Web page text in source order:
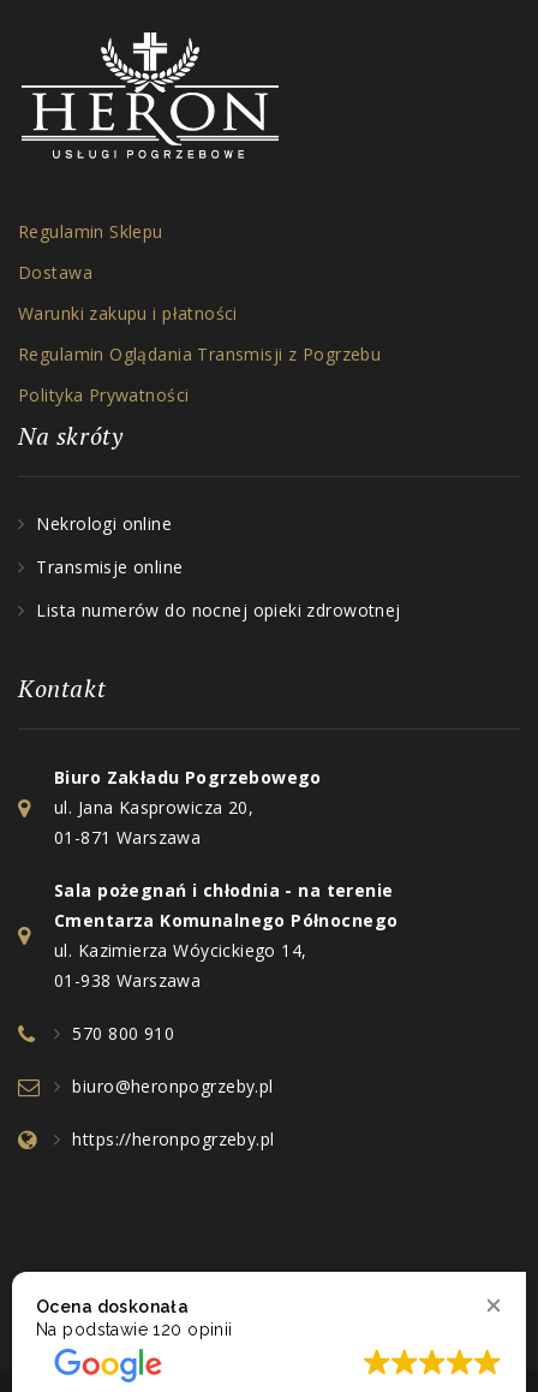
Regulamin Sklepu
Dostawa
Warunki zakupu i płatności
Regulamin Oglądania Transmisji z Pogrzebu
Polityka Prywatności
Na skróty
Nekrologi online
Transmisje online
Lista numerów do nocnej opieki zdrowotnej
Kontakt
Biuro Zakładu Pogrzebowego
ul. Jana Kasprowicza 20,
01-871 Warszawa
Sala pożegnań i chłodnia - na terenie
Cmentarza Komunalnego Północnego
ul. Kazimierza Wóycickiego 14,
01-938 Warszawa
570 800 910
biuro@heronpogrzeby.pl
https://heronpogrzeby.pl
Ocena doskonała
Na podstawie120 opinii